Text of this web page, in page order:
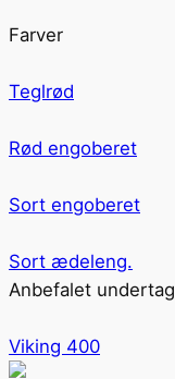
Farver
Teglrød
Rød engoberet
Sort engoberet
Sort ædeleng.
Anbefalet undertag
Viking 400